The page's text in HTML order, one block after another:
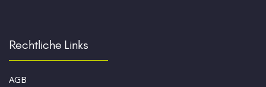
Rechtliche Links
AGB